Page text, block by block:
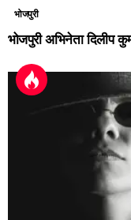
भोजपुरी
भोजपुरी अभिनेता दिलीप